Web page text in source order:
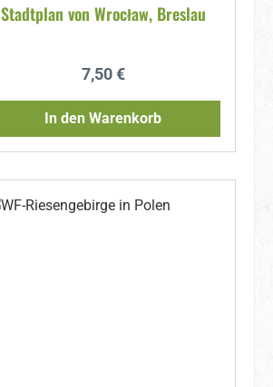
Stadtplan von Wrocław, Breslau
Regulärer Preis:
7,50 €
In den Warenkorb